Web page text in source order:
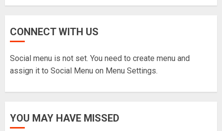
के शशांकको नेतृत्वमा बन्दै छ नयाँ दल ?
: मिस नेपाल दीपमाला ढकाल
CONNECT WITH US
Social menu is not set. You need to create menu and
assign it to Social Menu on Menu Settings.
YOU MAY HAVE MISSED